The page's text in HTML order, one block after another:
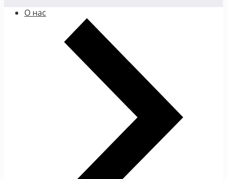
О нас